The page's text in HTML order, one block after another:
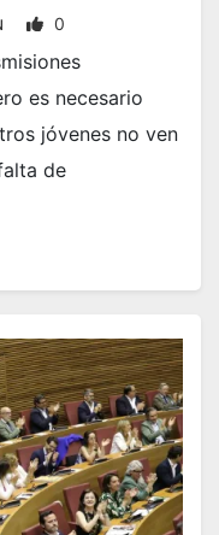
0
es necesario
jóvenes no ven
de